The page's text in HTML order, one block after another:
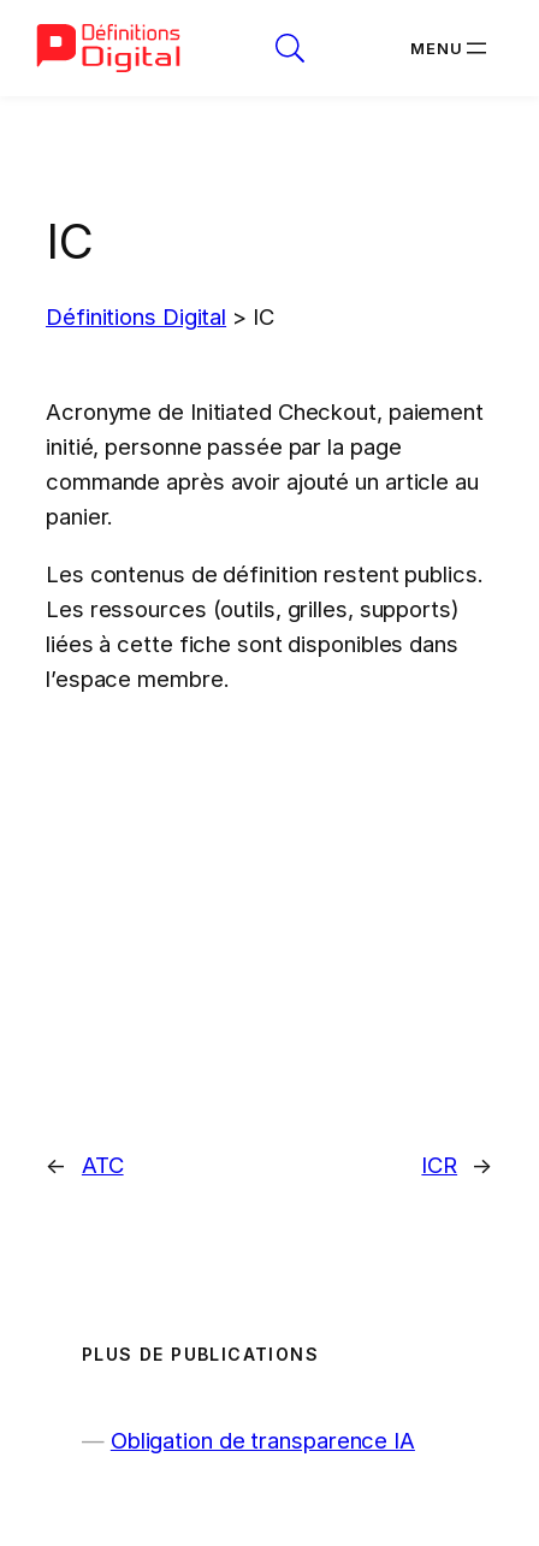
IC
Définitions Digital > IC
Acronyme de Initiated Checkout, paiement
initié, personne passée par la page
commande après avoir ajouté un article au
panier.
Les contenus de définition restent publics.
Les ressources (outils, grilles, supports)
liées à cette fiche sont disponibles dans
l’espace membre.
← ATC ICR →
PLUS DE PUBLICATIONS
Obligation de transparence IA